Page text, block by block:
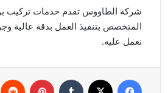
شركة الطاووس تقدم خدمات تركيب
المتخصص بتنفيذ العمل بدقة
نعمل عليه.
فيسبوك بينتيريست